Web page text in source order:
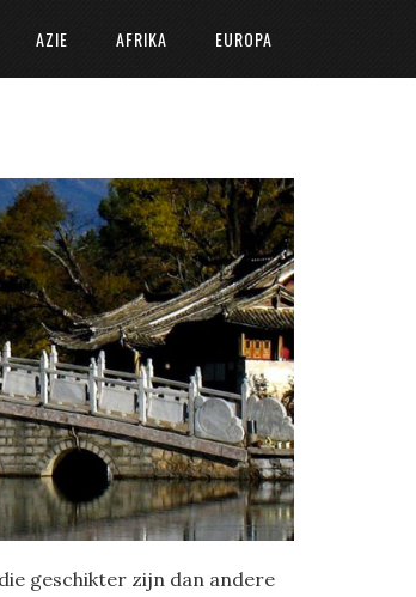
AZIE AFRIKA EUROPA
geschikter zijn dan andere